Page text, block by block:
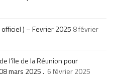
officiel ) – Fevrier 2025 8 février
l’île de la Réunion pour
mars 2025 . 6 février 2025